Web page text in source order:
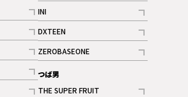
記事
INI
記事
ギャラリー
DXTEEN
記事
ギャラリー
ZEROBASEONE
記事
つば男
THE SUPER FRUIT